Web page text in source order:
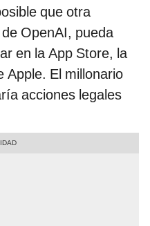
que otra
OpenAI, pueda
en la App Store, la
Apple. El millonario
acciones legales